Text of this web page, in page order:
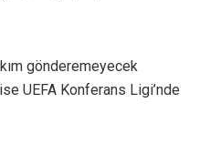
gönderemeyecek
UEFA Konferans Ligi’nde